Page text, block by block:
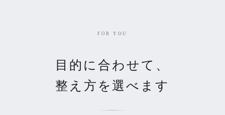
FOR YOU
目的に合わせて、
整え方を選べます